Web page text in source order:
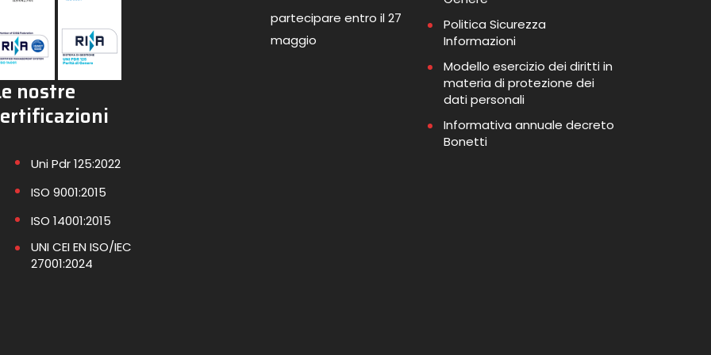
nostre
Uni Pdr 125:2022
ISO 9001:2015
ISO 14001:2015
UNI CEI EN ISO/IEC
27001:2024
partecipare entro il 27
maggio
Politica Sicurezza
Informazioni
Modello esercizio dei diritti in
materia di protezione dei
dati personali
Informativa annuale decreto
Bonetti